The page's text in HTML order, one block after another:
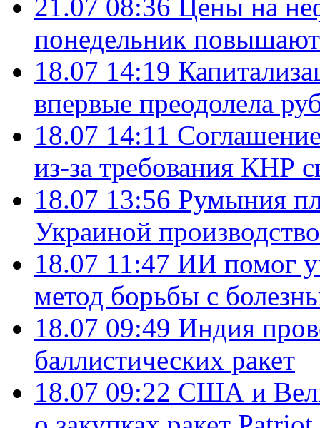
21.07 08:36 Цены на
понедельник
18.07 14:19
впервые преодолела
18.07 14:11
из-за требования КНР
18.07 13:56 Румыния
Украиной
18.07 11:47 ИИ помог
метод борьбы с
18.07 09:49 Индия
баллистических ракет
18.07 09:22 США и